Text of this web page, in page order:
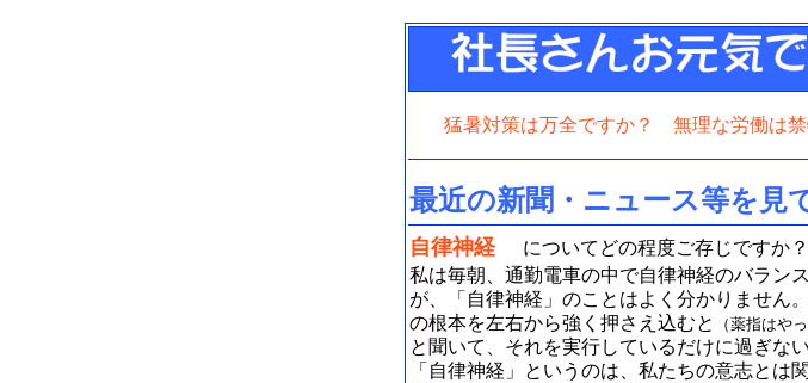
猛暑対策は万全ですか？ 無理な労働は禁
最近の新聞・ニュース等を見
自律神経
についてどの程度ご存じですか？
私は毎朝、通勤電車の中で自律神経のバラン
が、「自律神経」のことはよく分かりません
の根本を左右から強く押さえ込むと
（薬指はや
と聞いて、それを実行しているだけに過ぎない
「自律神経」というのは、私たちの意志とは